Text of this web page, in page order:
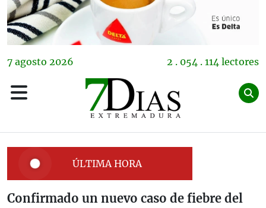
7 agosto 2026 2 . 054 . 114 lectores
ÚLTIMA HORA
Confirmado un nuevo caso de fiebre del